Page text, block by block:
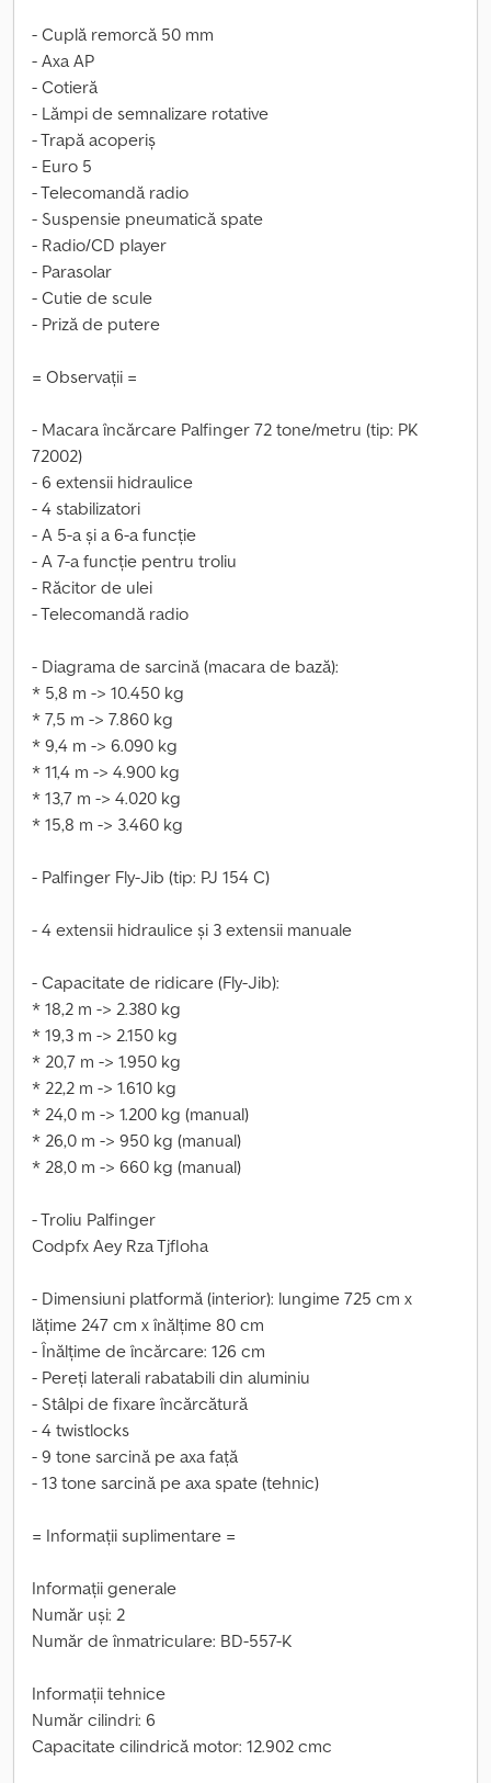
- Cuplă remorcă 50 mm
- Axa AP
- Cotieră
- Lămpi de semnalizare rotative
- Trapă acoperiș
- Euro 5
- Telecomandă radio
- Suspensie pneumatică spate
- Radio/CD player
- Parasolar
- Cutie de scule
- Priză de putere
= Observații =
- Macara încărcare Palfinger 72 tone/metru (tip: PK
72002)
- 6 extensii hidraulice
- 4 stabilizatori
- A 5-a și a 6-a funcție
- A 7-a funcție pentru troliu
- Răcitor de ulei
- Telecomandă radio
- Diagrama de sarcină (macara de bază):
* 5,8 m -> 10.450 kg
* 7,5 m -> 7.860 kg
* 9,4 m -> 6.090 kg
* 11,4 m -> 4.900 kg
* 13,7 m -> 4.020 kg
* 15,8 m -> 3.460 kg
- Palfinger Fly-Jib (tip: PJ 154 C)
- 4 extensii hidraulice și 3 extensii manuale
- Capacitate de ridicare (Fly-Jib):
* 18,2 m -> 2.380 kg
* 19,3 m -> 2.150 kg
* 20,7 m -> 1.950 kg
* 22,2 m -> 1.610 kg
* 24,0 m -> 1.200 kg (manual)
* 26,0 m -> 950 kg (manual)
* 28,0 m -> 660 kg (manual)
- Troliu Palfinger
Codpfx Aey Rza Tjfloha
- Dimensiuni platformă (interior): lungime 725 cm x
lățime 247 cm x înălțime 80 cm
- Înălțime de încărcare: 126 cm
- Pereți laterali rabatabili din aluminiu
- Stâlpi de fixare încărcătură
- 4 twistlocks
- 9 tone sarcină pe axa față
- 13 tone sarcină pe axa spate (tehnic)
= Informații suplimentare =
Informații generale
Număr uși: 2
Număr de înmatriculare: BD-557-K
Informații tehnice
Număr cilindri: 6
Capacitate cilindrică motor: 12.902 cmc